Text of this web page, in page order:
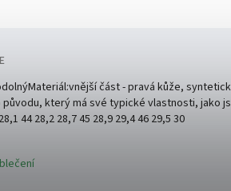
část - pravá kůže,
který má své typické vlastnosti, jako
44 28,2 28,7 45 28,9 29,4 46 29,5 30